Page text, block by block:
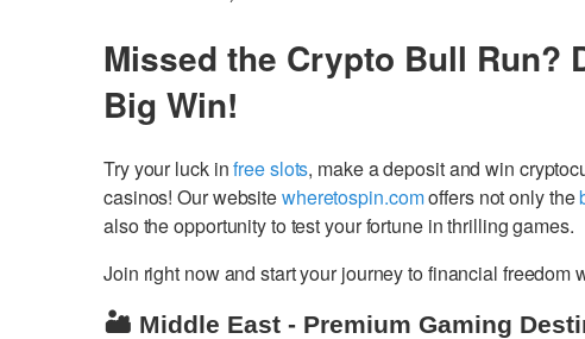
Missed the Crypto Bull Run?
Big Win!
Try your luck infree slots, make a deposit and win
casinos! Our websitewheretospin.comoffers not only the
also the opportunity to test your fortune in thrilling games.
Join right now and start your journey to financial freedom
🏜️ Middle East - Premium Gaming